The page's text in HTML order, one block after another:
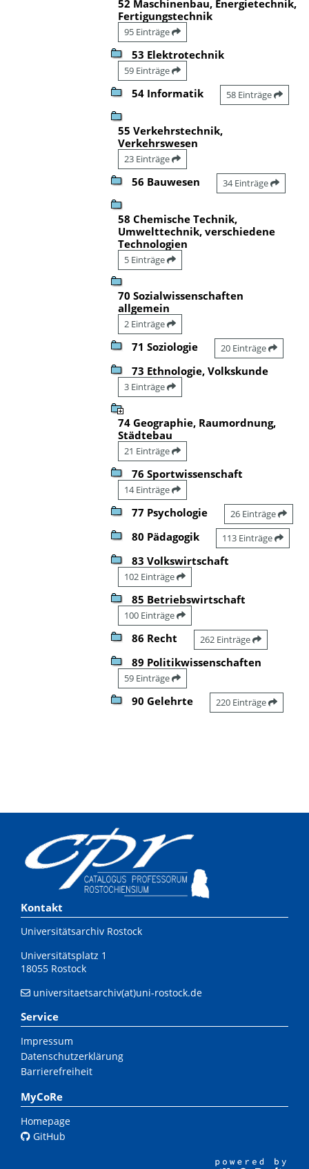
52 Maschinenbau, Energietechnik,
Fertigungstechnik
95 Einträge
53 Elektrotechnik
59 Einträge
54 Informatik 58 Einträge
55 Verkehrstechnik,
Verkehrswesen
23 Einträge
56 Bauwesen 34 Einträge
58 Chemische Technik,
Umwelttechnik, verschiedene
Technologien
5 Einträge
70 Sozialwissenschaften
allgemein
2 Einträge
71 Soziologie 20 Einträge
73 Ethnologie, Volkskunde
3 Einträge
74 Geographie, Raumordnung,
Städtebau
21 Einträge
76 Sportwissenschaft
14 Einträge
77 Psychologie 26 Einträge
80 Pädagogik 113 Einträge
83 Volkswirtschaft
102 Einträge
85 Betriebswirtschaft
100 Einträge
86 Recht 262 Einträge
89 Politikwissenschaften
59 Einträge
90 Gelehrte 220 Einträge
Kontakt
Universitätsarchiv Rostock
Universitätsplatz 1
18055 Rostock
universitaetsarchiv(at)uni-rostock.de
Service
Impressum
Datenschutzerklärung
Barrierefreiheit
MyCoRe
Homepage
GitHub